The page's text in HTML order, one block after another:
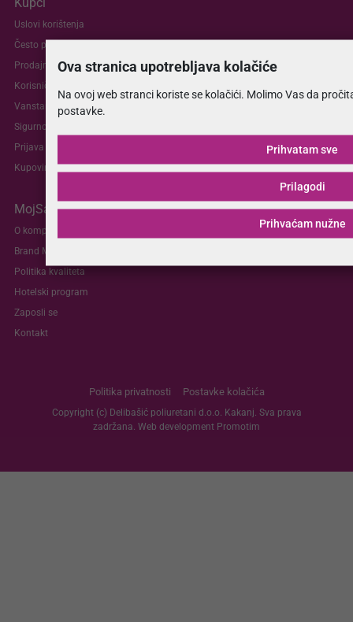
Uslovi korištenja
Često postavljana pitanja
Prodajna mjesta
Korisnička podrška
Vanstandardne dimenzije
Sigurnost plaćanja
Prijava reklamacije
Kupovina na rate
MojSan
O kompaniji
Brand MojSan®
Politika kvaliteta
Hotelski program
Zaposli se
Kontakt
Politika privatnosti Postavke kolačića
Copyright (c) Delibašić poliuretani d.o.o. Kakanj. Sva prava
zadržana. Web development Promotim
Ova stranica upotrebljava kolačiće
Na ovoj web stranci koriste se kolačići. Molimo Vas da
postavke.
Prihvaćam nužne
Prilagodi
Prihvatam sve